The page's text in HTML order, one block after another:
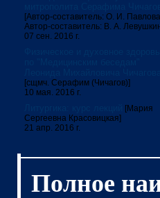
[Автор-составитель: О. И.
Автор-составитель: В. А.
07 сен. 2016 г.
[сщмч. Серафим (Чичагов)]
10 мая. 2016 г.
[Мария
Сергеевна Красовицкая]
21 апр. 2016 г.
Полное